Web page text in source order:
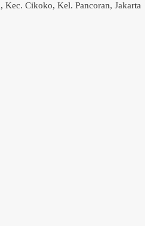
Kec. Cikoko, Kel. Pancoran, Jakarta